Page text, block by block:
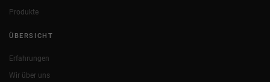
Produkte
ÜBERSICHT
Erfahrungen
Wir über uns